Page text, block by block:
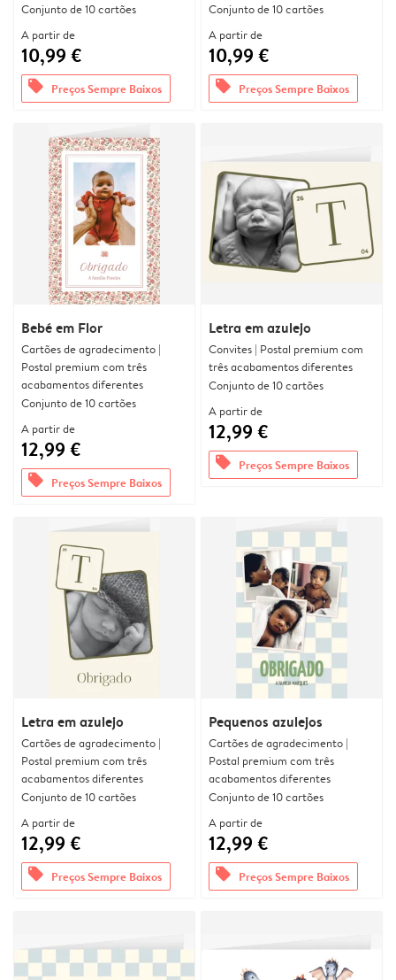
Conjunto de 10 cartões
A partir de
10,99 €
offers Preços Sempre Baixos
Conjunto de 10 cartões
A partir de
10,99 €
offers Preços Sempre Baixos
Bebé em Flor
Cartões de agradecimento |
Postal premium com três
acabamentos diferentes
Conjunto de 10 cartões
A partir de
12,99 €
offers Preços Sempre Baixos
Letra em azulejo
Convites | Postal premium com
três acabamentos diferentes
Conjunto de 10 cartões
A partir de
12,99 €
offers Preços Sempre Baixos
Letra em azulejo
Cartões de agradecimento |
Postal premium com três
acabamentos diferentes
Conjunto de 10 cartões
A partir de
12,99 €
offers Preços Sempre Baixos
Pequenos azulejos
Cartões de agradecimento |
Postal premium com três
acabamentos diferentes
Conjunto de 10 cartões
A partir de
12,99 €
offers Preços Sempre Baixos